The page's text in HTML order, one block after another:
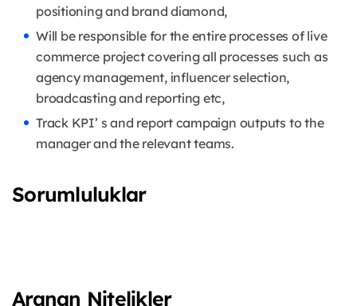
positioning and brand diamond,
Will be responsible for the entire processes of live
commerce project covering all processes such as
agency management, influencer selection,
broadcasting and reporting etc,
Track KPI’ s and report campaign outputs to the
manager and the relevant teams.
Sorumluluklar
Aranan Nitelikler